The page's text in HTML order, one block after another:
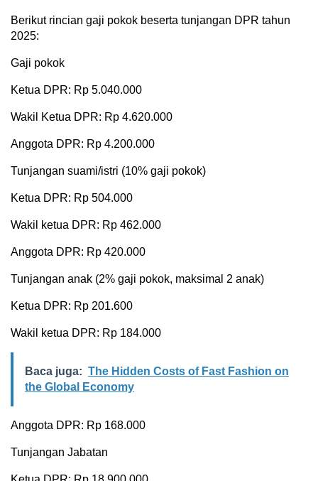
Berikut rincian gaji pokok beserta tunjangan DPR tahun
2025:
Gaji pokok
Ketua DPR: Rp 5.040.000
Wakil Ketua DPR: Rp 4.620.000
Anggota DPR: Rp 4.200.000
Tunjangan suami/istri (10% gaji pokok)
Ketua DPR: Rp 504.000
Wakil ketua DPR: Rp 462.000
Anggota DPR: Rp 420.000
Tunjangan anak (2% gaji pokok, maksimal 2 anak)
Ketua DPR: Rp 201.600
Wakil ketua DPR: Rp 184.000
Baca juga: The Hidden Costs of Fast Fashion on
the Global Economy
Anggota DPR: Rp 168.000
Tunjangan Jabatan